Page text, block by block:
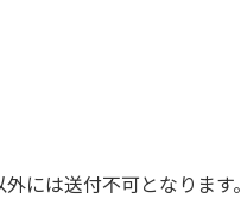
には送付不可となります。